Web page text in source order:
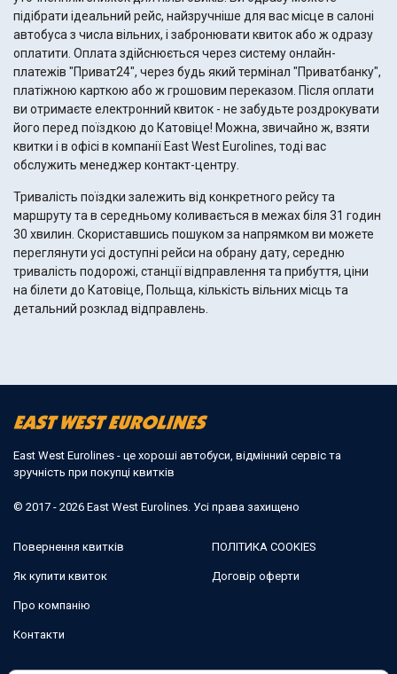
підібрати ідеальний рейс, найзручніше для вас місце в салоні
автобуса з числа вільних, і забронювати квиток або ж одразу
оплатити. Оплата здійснюється через систему онлайн-
платежів "Приват24", через будь який термінал "Приватбанку",
платіжною карткою або ж грошовим переказом. Після оплати
ви отримаєте електронний квиток - не забудьте роздрокувати
його перед поїздкою до Катовіце! Можна, звичайно ж, взяти
квитки і в офісі в компанії East West Eurolines, тоді вас
обслужить менеджер контакт-центру.
Тривалість поїздки залежить від конкретного рейсу та
маршруту та в середньому коливається в межах біля 31 годин
30 хвилин. Скориставшись пошуком за напрямком ви можете
переглянути усі доступні рейси на обрану дату, середню
тривалість подорожі, станції відправлення та прибуття, ціни
на білети до Катовіце, Польща, кількість вільних місць та
детальний розклад відправлень.
East West Eurolines - це хороші автобуси, відмінний сервіс та
зручність при покупці квитків
© 2017 - 2026 East West Eurolines. Усі права захищено
Повернення квитків
Як купити квиток
Про компанію
Контакти
ПОЛІТИКА COOKIES
Договір оферти